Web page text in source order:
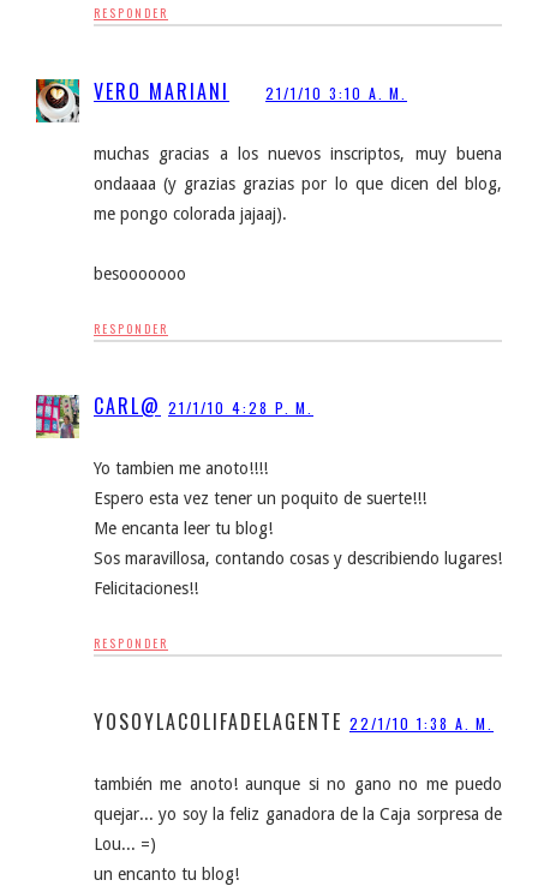
RESPONDER
VERO MARIANI 21/1/10 3:10 A. M.
muchas gracias a los nuevos inscriptos, muy buena
ondaaaa (y grazias grazias por lo que dicen del blog,
me pongo colorada jajaaj).
besooooooo
RESPONDER
CARL@ 21/1/10 4:28 P. M.
Yo tambien me anoto!!!!
Espero esta vez tener un poquito de suerte!!!
Me encanta leer tu blog!
Sos maravillosa, contando cosas y describiendo lugares!
Felicitaciones!!
RESPONDER
YOSOYLACOLIFADELAGENTE 22/1/10 1:38 A. M.
también me anoto! aunque si no gano no me puedo
quejar... yo soy la feliz ganadora de la Caja sorpresa de
Lou... =)
un encanto tu blog!